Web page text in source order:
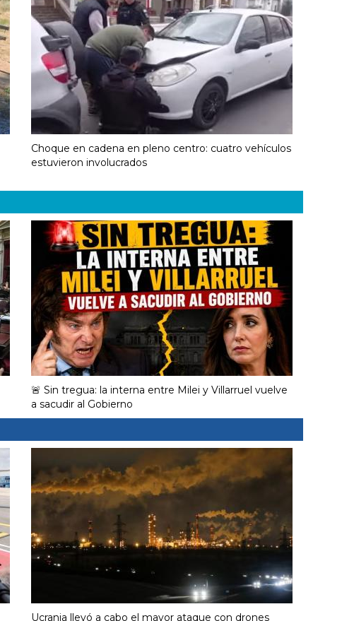
Choque en cadena en pleno centro: cuatro vehículos
estuvieron involucrados
🚨 Sin tregua: la interna entre Milei y Villarruel vuelve
a sacudir al Gobierno
Ucrania llevó a cabo el mayor ataque con drones